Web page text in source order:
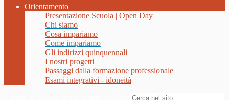
Orientamento
Presentazione Scuola | Open Day
Chi siamo
Cosa impariamo
Come impariamo
Gli indirizzi quinquennali
I nostri progetti
Passaggi dalla formazione professionale
Esami integrativi - idoneità